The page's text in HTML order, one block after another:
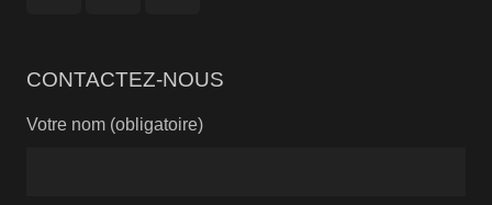
CONTACTEZ-NOUS
Votre nom (obligatoire)